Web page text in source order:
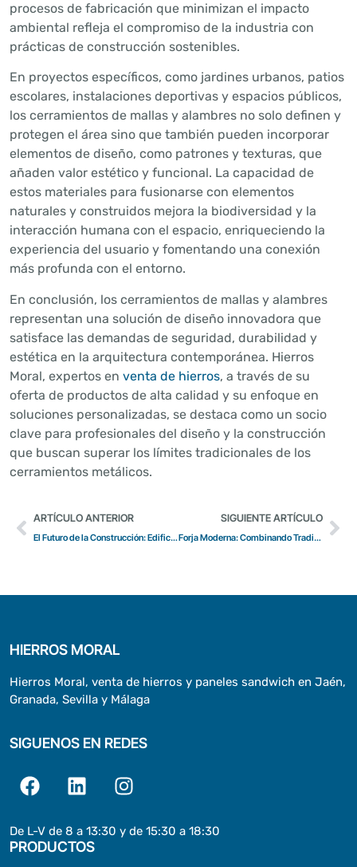
procesos de fabricación que minimizan el impacto
ambiental refleja el compromiso de la industria con
prácticas de construcción sostenibles.
En proyectos específicos, como jardines urbanos, patios
escolares, instalaciones deportivas y espacios públicos,
los cerramientos de mallas y alambres no solo definen y
protegen el área sino que también pueden incorporar
elementos de diseño, como patrones y texturas, que
añaden valor estético y funcional. La capacidad de
estos materiales para fusionarse con elementos
naturales y construidos mejora la biodiversidad y la
interacción humana con el espacio, enriqueciendo la
experiencia del usuario y fomentando una conexión
más profunda con el entorno.
En conclusión, los cerramientos de mallas y alambres
representan una solución de diseño innovadora que
satisface las demandas de seguridad, durabilidad y
estética en la arquitectura contemporánea. Hierros
Moral, expertos en venta de hierros, a través de su
oferta de productos de alta calidad y su enfoque en
soluciones personalizadas, se destaca como un socio
clave para profesionales del diseño y la construcción
que buscan superar los límites tradicionales de los
cerramientos metálicos.
ARTÍCULO ANTERIOR
El Futuro de la Construcción: Edificios Inteligentes con Acero
SIGUIENTE ARTÍCULO
Forja Moderna: Combinando Tradición con Diseño Contemporáneo
HIERROS MORAL
Hierros Moral, venta de hierros y paneles sandwich en Jaén,
Granada, Sevilla y Málaga
SIGUENOS EN REDES
De L-V de 8 a 13:30 y de 15:30 a 18:30
PRODUCTOS